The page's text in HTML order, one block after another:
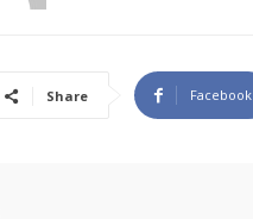
Share Facebook